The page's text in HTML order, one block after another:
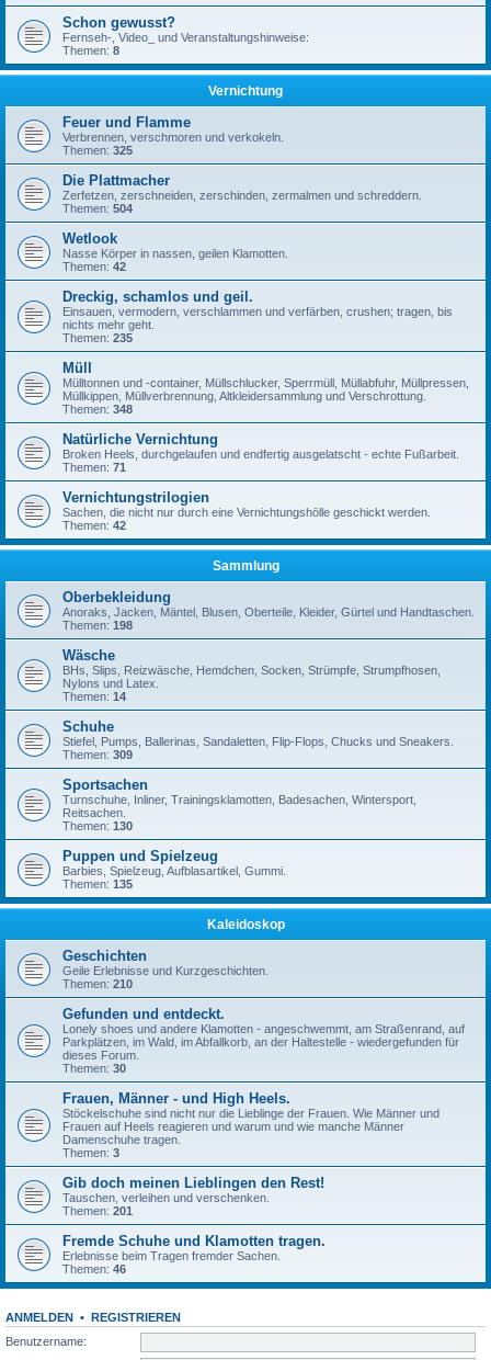
Schon gewusst?
Fernseh-, Video_ und Veranstaltungshinweise:
Themen: 8
Vernichtung
Feuer und Flamme
Verbrennen, verschmoren und verkokeln.
Themen: 325
Die Plattmacher
Zerfetzen, zerschneiden, zerschinden, zermalmen und schreddern.
Themen: 504
Wetlook
Nasse Körper in nassen, geilen Klamotten.
Themen: 42
Dreckig, schamlos und geil.
Einsauen, vermodern, verschlammen und verfärben, crushen; tragen, bis
nichts mehr geht.
Themen: 235
Müll
Mülltonnen und -container, Müllschlucker, Sperrmüll, Müllabfuhr, Müllpressen,
Müllkippen, Müllverbrennung, Altkleidersammlung und Verschrottung.
Themen: 348
Natürliche Vernichtung
Broken Heels, durchgelaufen und endfertig ausgelatscht - echte Fußarbeit.
Themen: 71
Vernichtungstrilogien
Sachen, die nicht nur durch eine Vernichtungshölle geschickt werden.
Themen: 42
Sammlung
Oberbekleidung
Anoraks, Jacken, Mäntel, Blusen, Oberteile, Kleider, Gürtel und Handtaschen.
Themen: 198
Wäsche
BHs, Slips, Reizwäsche, Hemdchen, Socken, Strümpfe, Strumpfhosen,
Nylons und Latex.
Themen: 14
Schuhe
Stiefel, Pumps, Ballerinas, Sandaletten, Flip-Flops, Chucks und Sneakers.
Themen: 309
Sportsachen
Turnschuhe, Inliner, Trainingsklamotten, Badesachen, Wintersport,
Reitsachen.
Themen: 130
Puppen und Spielzeug
Barbies, Spielzeug, Aufblasartikel, Gummi.
Themen: 135
Kaleidoskop
Geschichten
Geile Erlebnisse und Kurzgeschichten.
Themen: 210
Gefunden und entdeckt.
Lonely shoes und andere Klamotten - angeschwemmt, am Straßenrand, auf
Parkplätzen, im Wald, im Abfallkorb, an der Haltestelle - wiedergefunden für
dieses Forum.
Themen: 30
Frauen, Männer - und High Heels.
Stöckelschuhe sind nicht nur die Lieblinge der Frauen. Wie Männer und
Frauen auf Heels reagieren und warum und wie manche Männer
Damenschuhe tragen.
Themen: 3
Gib doch meinen Lieblingen den Rest!
Tauschen, verleihen und verschenken.
Themen: 201
Fremde Schuhe und Klamotten tragen.
Erlebnisse beim Tragen fremder Sachen.
Themen: 46
ANMELDEN • REGISTRIEREN
Benutzername: